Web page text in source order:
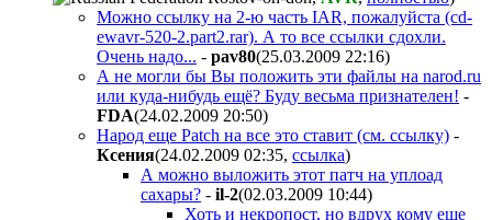
Можно ссылку на 2-ю часть IAR, пожалуйста (cd-
ewavr-520-2.part2.rar). А то все ссылки сдохли.
Очень надо... - pav80(25.03.2009 22:16)
А не могли бы Вы положить эти файлы на narod.ru
или куда-нибудь ещё? Буду весьма признателен! -
FDA(24.02.2009 20:50)
Народ еще Patch на все это ставит (см. ссылку) -
Ксения(24.02.2009 02:35, ссылка)
А можно выложить этот патч на уплоад
сахары? - il-2(02.03.2009 10:44)
Хоть и некропост, но вдрух кому еще